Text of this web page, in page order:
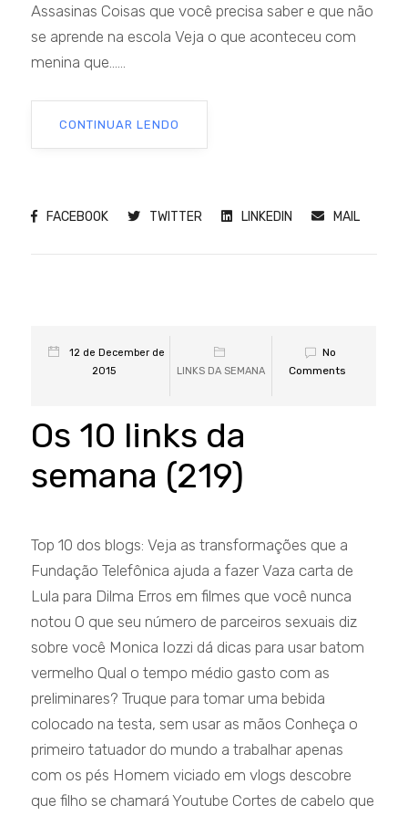
Assasinas Coisas que você precisa saber e que não
se aprende na escola Veja o que aconteceu com
menina que......
CONTINUAR LENDO
FACEBOOK TWITTER LINKEDIN MAIL
12 de December de
2015
LINKS DA SEMANA
No
Comments
Os 10 links da
semana (219)
Top 10 dos blogs: Veja as transformações que a
Fundação Telefônica ajuda a fazer Vaza carta de
Lula para Dilma Erros em filmes que você nunca
notou O que seu número de parceiros sexuais diz
sobre você Monica Iozzi dá dicas para usar batom
vermelho Qual o tempo médio gasto com as
preliminares? Truque para tomar uma bebida
colocado na testa, sem usar as mãos Conheça o
primeiro tatuador do mundo a trabalhar apenas
com os pés Homem viciado em vlogs descobre
que filho se chamará Youtube Cortes de cabelo que